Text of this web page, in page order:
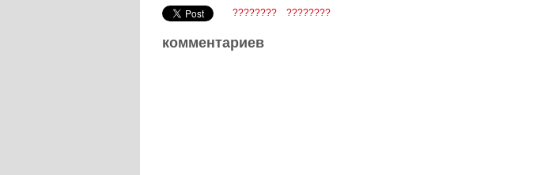
???????? ????????
комментариев